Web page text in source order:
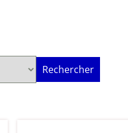
Rechercher